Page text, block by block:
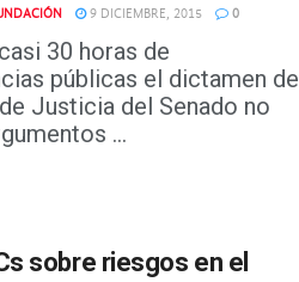
9 DICIEMBRE, 2015 0
30 horas de
públicas el dictamen de
Justicia del Senado no
...
sobre riesgos en el